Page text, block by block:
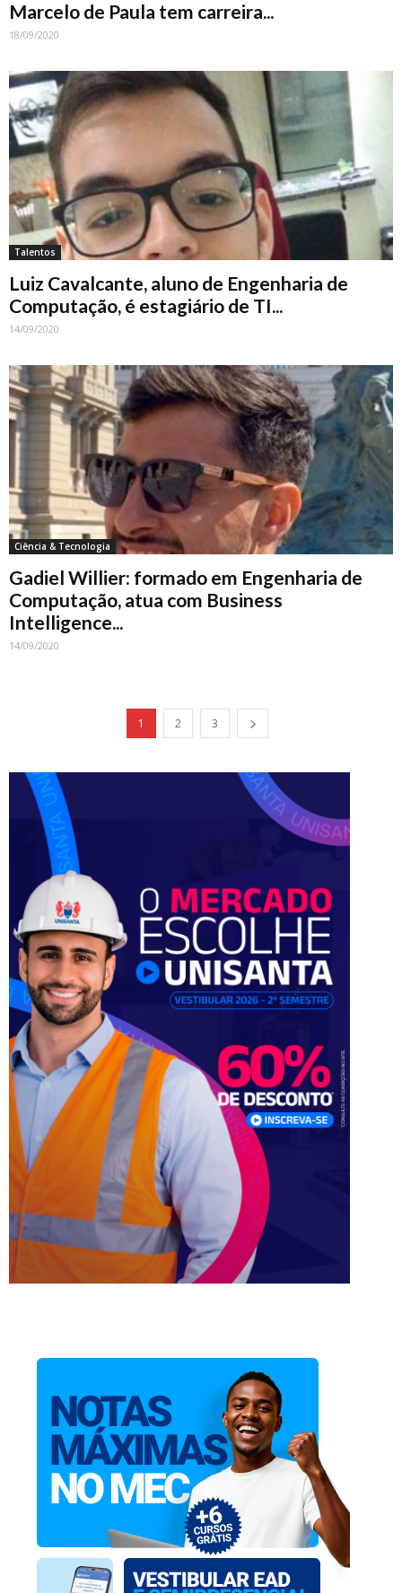
Marcelo de Paula tem carreira...
18/09/2020
Talentos
Luiz Cavalcante, aluno de Engenharia de
Computação, é estagiário de TI...
14/09/2020
Ciência & Tecnologia
Gadiel Willier: formado em Engenharia de
Computação, atua com Business
Intelligence...
14/09/2020
1 2 3